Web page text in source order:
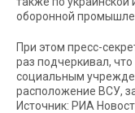
оборонной
При этом пресс-
раз подчеркивал,
социальным
расположение ВСУ,
Источник: РИА